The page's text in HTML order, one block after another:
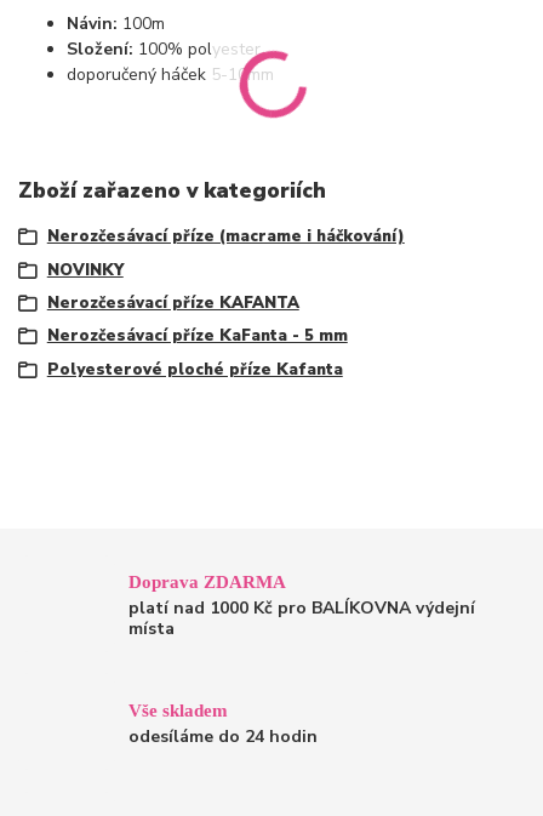
Návin: 100m
Složení: 100% polyester
doporučený háček 5-10mm
Zboží zařazeno v kategoriích
Nerozčesávací příze (macrame i háčkování)
NOVINKY
Nerozčesávací příze KAFANTA
Nerozčesávací příze KaFanta - 5 mm
Polyesterové ploché příze Kafanta
Doprava ZDARMA
platí nad 1000 Kč pro BALÍKOVNA výdejní
místa
Vše skladem
odesíláme do 24 hodin